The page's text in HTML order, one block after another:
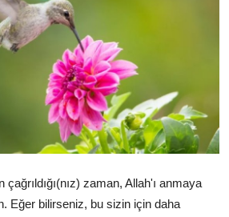
zaman, Allah'ı anmaya
Eğer bilirseniz, bu sizin için daha